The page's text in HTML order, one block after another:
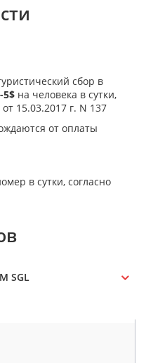
сбор в
5$ на человека в сутки,
15.03.2017 г. N 137
от оплаты
в сутки, согласно
SGL